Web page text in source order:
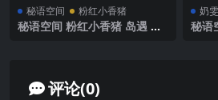
秘语空间 粉红小香猪
秘语空间 粉红小香猪 岛遇 N
奶雯
秘语
评论(0)